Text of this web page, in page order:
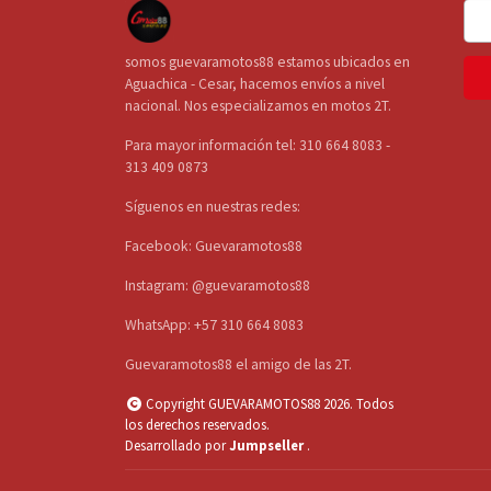
somos guevaramotos88 estamos ubicados en
Aguachica - Cesar, hacemos envíos a nivel
nacional. Nos especializamos en motos 2T.
Para mayor información tel: 310 664 8083 -
313 409 0873
Síguenos en nuestras redes:
Facebook: Guevaramotos88
Instagram: @guevaramotos88
WhatsApp: +57 310 664 8083
Guevaramotos88 el amigo de las 2T.
Copyright GUEVARAMOTOS88 2026. Todos
los derechos reservados.
Desarrollado porJumpseller .